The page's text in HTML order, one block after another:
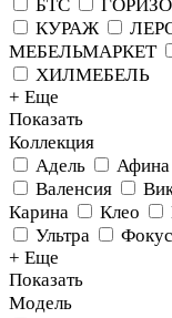
БТС
КУРАЖ
МЕБЕЛЬМАРКЕТ
ХИЛМЕБЕЛЬ
+ Еще
Показать
Коллекция
Адель
Афина
Валенсия
Карина
Клео
Ультра
Фокус
+ Еще
Показать
Модель